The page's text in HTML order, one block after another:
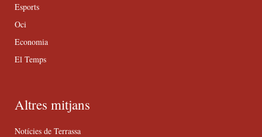
Esports
Oci
Economia
El Temps
Altres mitjans
Notícies de Terrassa